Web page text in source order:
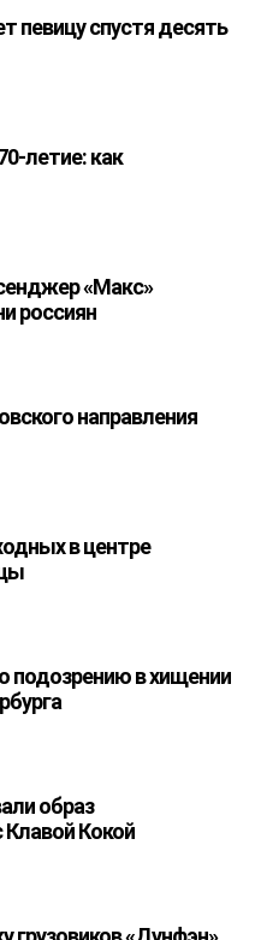
спустя десять
летие: как
«Макс»
россиян
направления
в центре
подозрению в хищении
образ
Клавой Кокой